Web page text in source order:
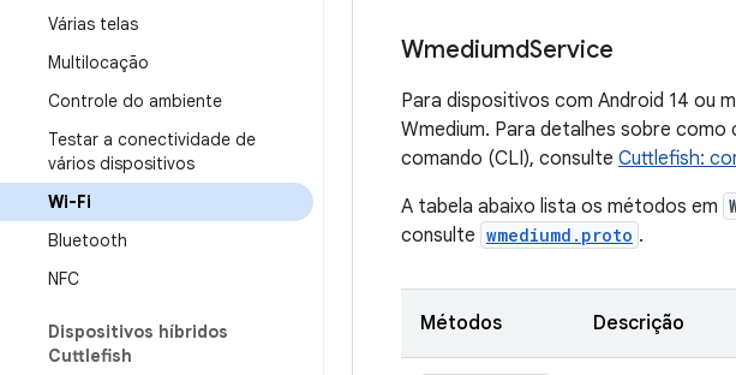
Várias telas
Multilocação
Controle do ambiente
Testar a conectividade de
vários dispositivos
Wi-Fi
Bluetooth
NFC
Dispositivos híbridos
Cuttlefish
WmediumdService
Para dispositivos com Android 14 ou
Wmedium. Para detalhes sobre como
comando (CLI), consulte Cuttlefish:
A tabela abaixo lista os métodos em
consulte wmediumd.proto .
Métodos Descrição